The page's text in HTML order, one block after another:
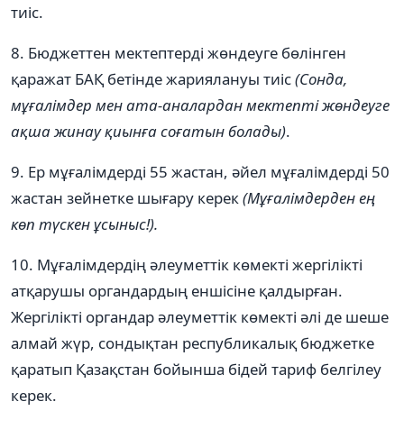
тиіс.
8. Бюджеттен мектептерді жөндеуге бөлінген
қаражат БАҚ бетінде жариялануы тиіс(Сонда,
мұғалімдер мен ата-аналардан мектепті жөндеуге
ақша жинау қиынға соғатын болады).
9. Ер мұғалімдерді 55 жастан, әйел мұғалімдерді 50
жастан зейнетке шығару керек (Мұғалімдерден ең
көп түскен ұсыныс!).
10. Мұғалімдердің әлеуметтік көмекті жергілікті
атқарушы органдардың еншісіне қалдырған.
Жергілікті органдар әлеуметтік көмекті әлі де шеше
алмай жүр, сондықтан республикалық бюджетке
қаратып Қазақстан бойынша бідей тариф белгілеу
керек.